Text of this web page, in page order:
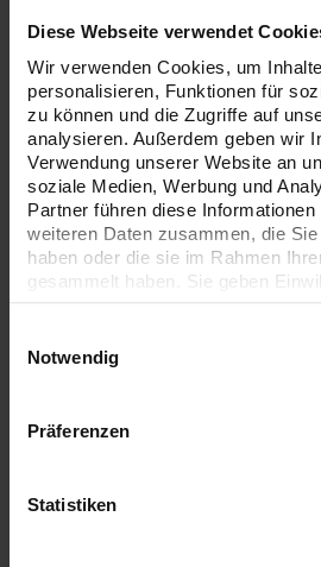
Diese Webseite verwendet
Wir verwenden Cookies, um
personalisieren, Funktionen für
zu können und die Zugriffe auf
analysieren. Außerdem geben wir
Verwendung unserer Website an
soziale Medien, Werbung und
Partner führen diese
weiteren Daten zusammen, die
haben oder die sie im Rahmen
gesammelt haben. Sie geben
Notwendig
Präferenzen
Statistiken
Formlabs Form Wash V2
Rapid Shape RS wash
Ultrasonic Bath Bandelin
Aparatos validados
Descargas
Las instrucciones de uso de